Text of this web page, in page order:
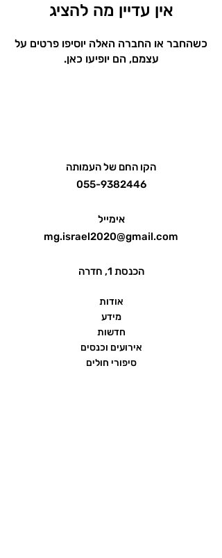
אין עדיין מה להציג
כשהחבר או החברה האלה יוסיפו פרטים על
עצמם, הם יופיעו כאן.
הקו החם של העמותה
055-9382446
אימייל
mg.israel2020@gmail.com
הכנסת 1, חדרה
אודות
מידע
חדשות
אירועים וכנסים
סיפורי חולים